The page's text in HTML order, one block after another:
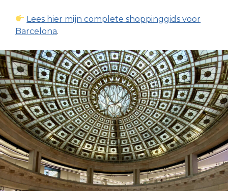
Lees hier mijn complete shoppinggids voor
Barcelona.